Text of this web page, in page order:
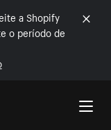
a Shopify
o período de